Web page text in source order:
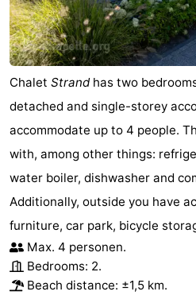
Chalet Strandhas two
detached and single-storey
accommodate up to 4 people.
with, among other things:
water boiler, dishwasher and
Additionally, outside you have
furniture, car park, bicycle
Max. 4 personen.
Bedrooms: 2.
Beach distance: ±1,5 km.